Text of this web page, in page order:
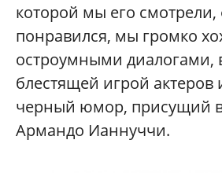
которой мы его
понравился, мы громко
остроумными диалогами,
блестящей игрой актеров
черный юмор, присущий
Армандо Ианнуччи.